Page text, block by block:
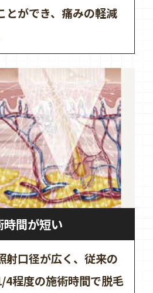
とができ、痛みの軽減
時間が短い
射口径が広く、従来の
4程度の施術時間で脱毛